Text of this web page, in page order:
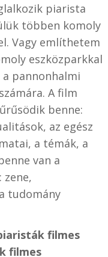
piarista
többen komoly
Vagy említhetem
eszközparkkal
pannonhalmi
A film
benne:
az egész
a témák, a
van a
zene,
tudomány
filmes
filmes